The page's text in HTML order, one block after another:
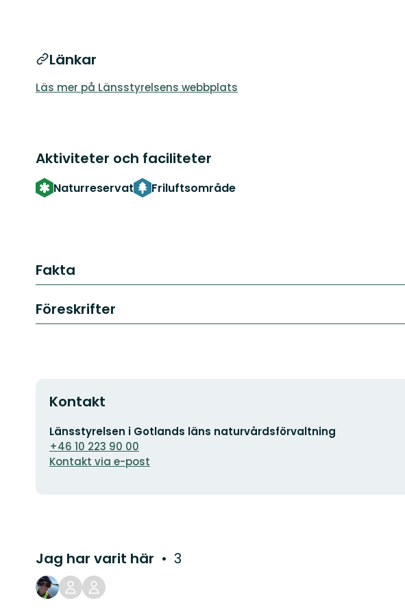
Länkar
Läs mer på Länsstyrelsens webbplats
Aktiviteter och faciliteter
Naturreservat Friluftsområde
Fakta
Föreskrifter
Kontakt
E-
postadress
Länsstyrelsen i Gotlands läns naturvårdsförvaltning
+46 10 223 90 00
Kontakt via e-post
Jag har varit här 3